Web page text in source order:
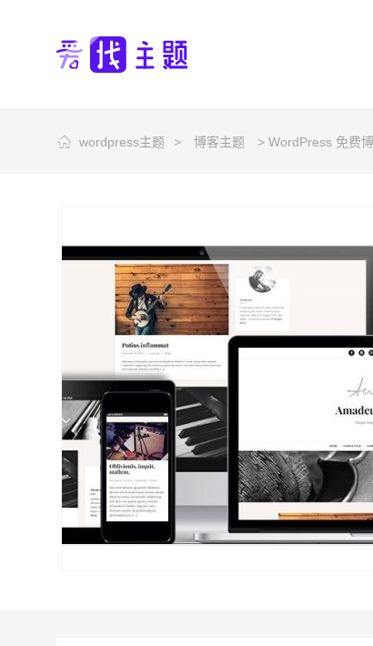
wordpress主题 > 博客主题 > WordPress 免费